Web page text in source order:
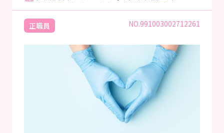
正職員 NO.991003002712261